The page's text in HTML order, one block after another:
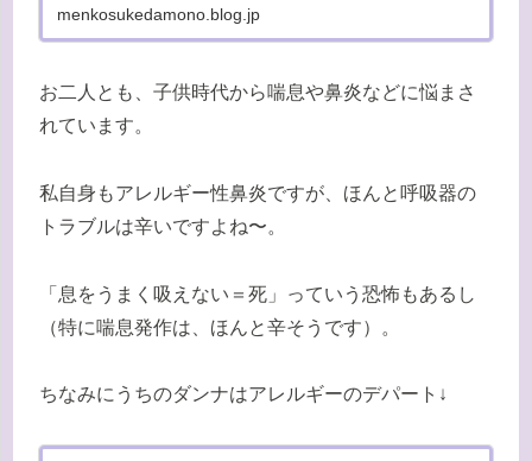
ャミをしてあちこち痛いと言うもんだからどこ
menkosukedamono.blog.jp
お二人とも、子供時代から喘息や鼻炎などに悩まさ
れています。
私自身もアレルギー性鼻炎ですが、ほんと呼吸器の
トラブルは辛いですよね〜。
「息をうまく吸えない＝死」っていう恐怖もあるし
（特に喘息発作は、ほんと辛そうです）。
ちなみにうちのダンナはアレルギーのデパート↓